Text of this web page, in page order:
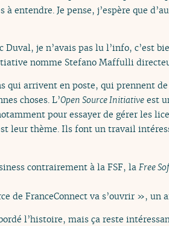
entendre. Je pense, j’espère que
Duval, je n’avais pas lu l’info, c’est
nomme Stefano Maffulli
qui arrivent en poste, qui prennent
choses. L’Open Source Initiative est
pour essayer de gérer les
leur thème. Ils font un travail
contrairement à la FSF, la Free
de FranceConnect va s’ouvrir », un
l’histoire, mais ça reste